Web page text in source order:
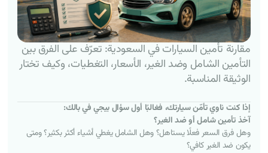
مقارنة تأمين السيارات في السعودية: تعرّف على الفرق بين
التأمين الشامل وضد الغير، الأسعار، التغطيات، وكيف تختار
الوثيقة المناسبة.
إذا كنت ناوي تأمّن سيارتك، فغالبًا أول سؤال بيجي في بالك:
آخذ تأمين شامل أو ضد الغير؟
وهل فرق السعر فعلًا يستاهل؟ وهل الشامل يغطي أشياء أكثر بكثير؟ ومتى
يكون ضد الغير كافي؟